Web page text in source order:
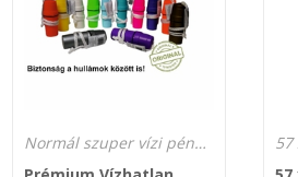
Normál szuper vízi pénztárca